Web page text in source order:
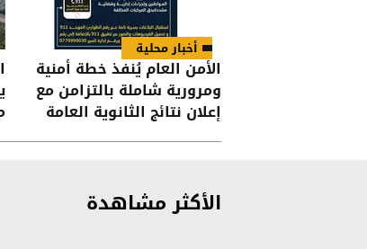
أخبار محلية
الأمن العام يُنفذ خطة أمنية
ومرورية شاملة بالتزامن مع
إعلان نتائج الثانوية العامة
الأكثر مشاهدة